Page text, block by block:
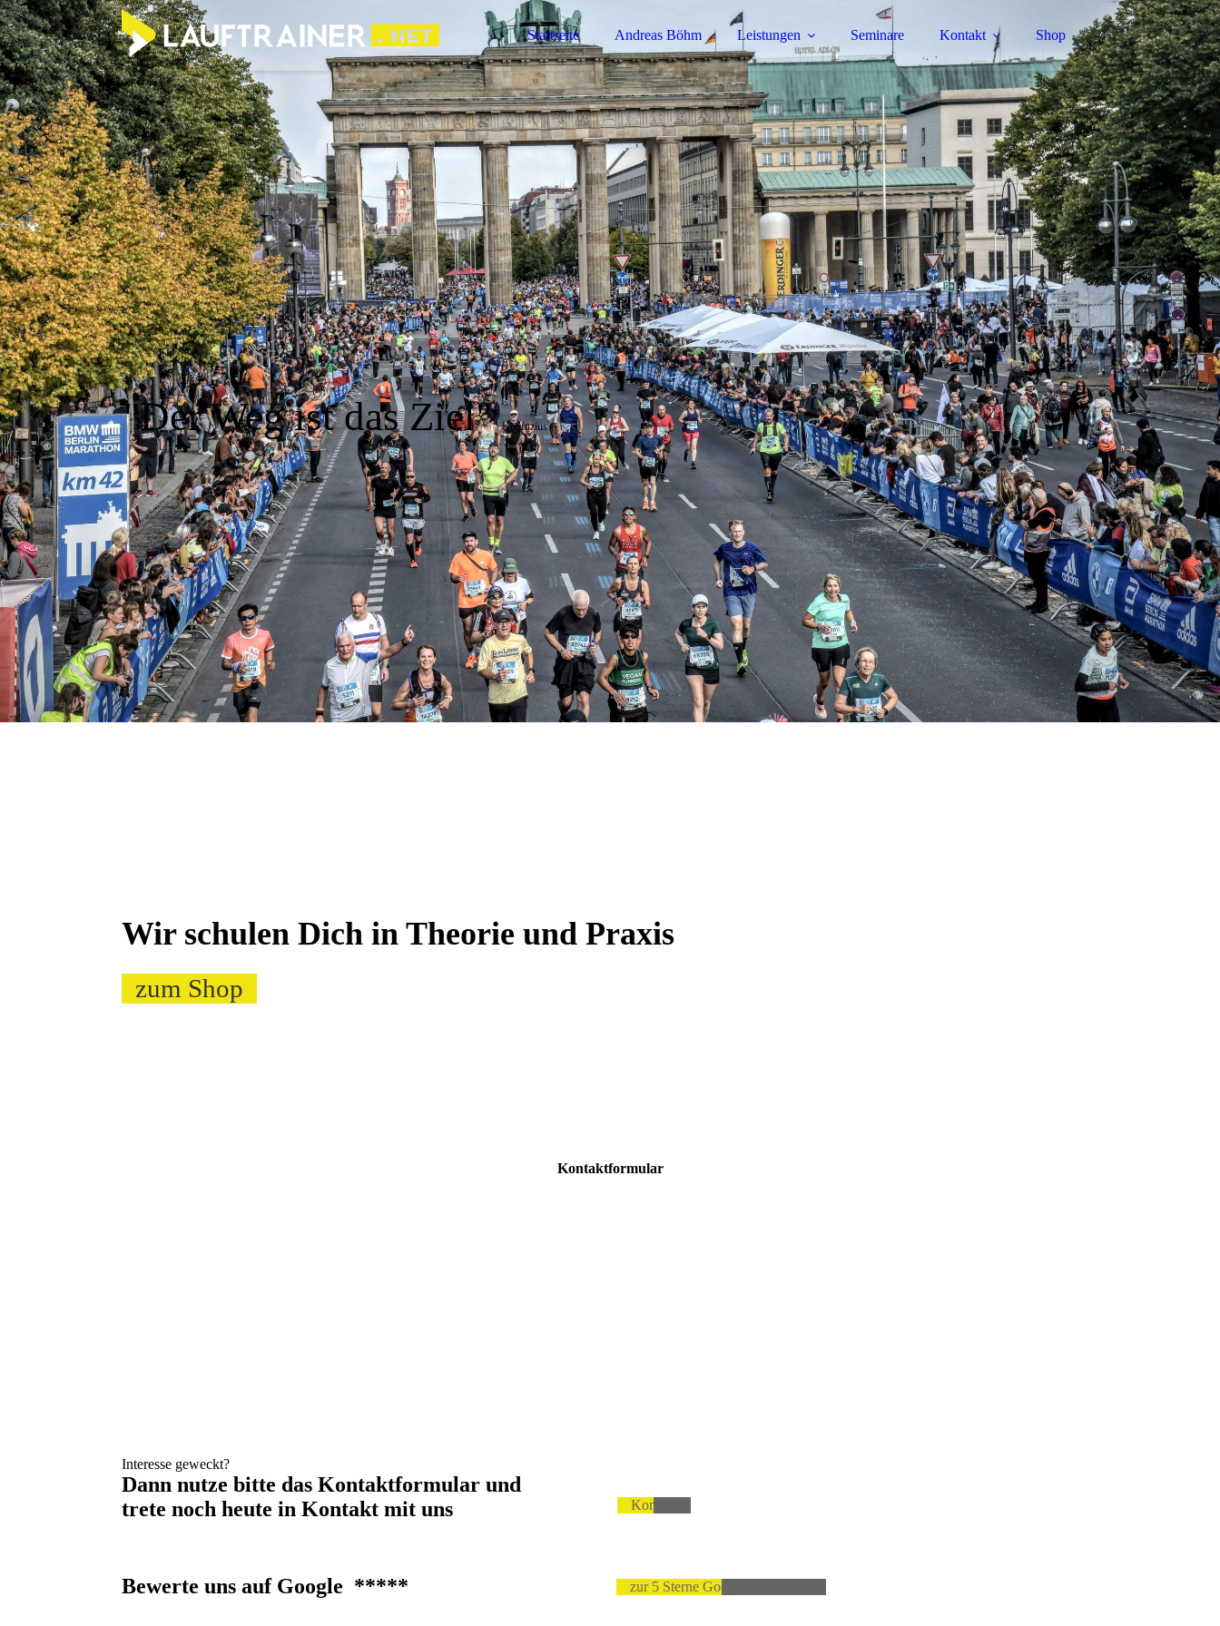
Startseite Andreas Böhm Leistungen Seminare Kontakt Shop
"Der Weg ist das Ziel"Konfuzius
Wir schulen Dich in Theorie und Praxis
zum Shop
Kontaktformular
Interesse geweckt?
Dann nutze bitte das Kontaktformular und
trete noch heute in Kontakt mit uns
Kontakt
Bewerte uns auf Google ***** zur 5 Sterne Google Bewertung